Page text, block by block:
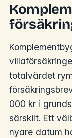
totalvärdet
000 kr i
särskilt. Ett
nyare datum